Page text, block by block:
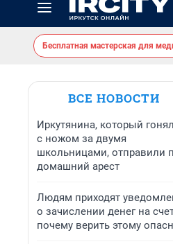
Бесплатная мастерская для
ВСЕ НОВОСТИ
Иркутянина, который
с ножом за двумя
школьницами, отправили
домашний арест
Людям приходят
о зачислении денег на
почему верить этому